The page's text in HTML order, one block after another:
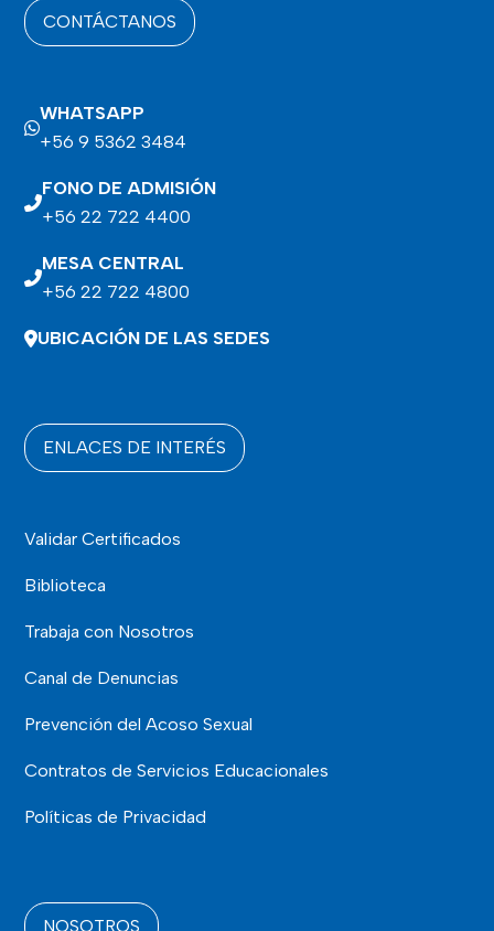
CONTÁCTANOS
WHATSAPP
+56 9 5362 3484
FONO DE ADMISIÓN
+56 22 722 4400
MESA CENTRAL
+56 22 722 4800
UBICACIÓN DE LAS SEDES
ENLACES DE INTERÉS
Validar Certificados
Biblioteca
Trabaja con Nosotros
Canal de Denuncias
Prevención del Acoso Sexual
Contratos de Servicios Educacionales
Políticas de Privacidad
NOSOTROS